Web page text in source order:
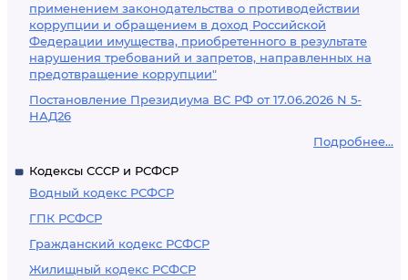
применением законодательства о противодействии
коррупции и обращением в доход Российской
Федерации имущества, приобретенного в результате
нарушения требований и запретов, направленных на
предотвращение коррупции"
Постановление Президиума ВС РФ от 17.06.2026 N 5-
НАД26
Подробнее...
Кодексы СССР и РСФСР
Водный кодекс РСФСР
ГПК РСФСР
Гражданский кодекс РСФСР
Жилищный кодекс РСФСР